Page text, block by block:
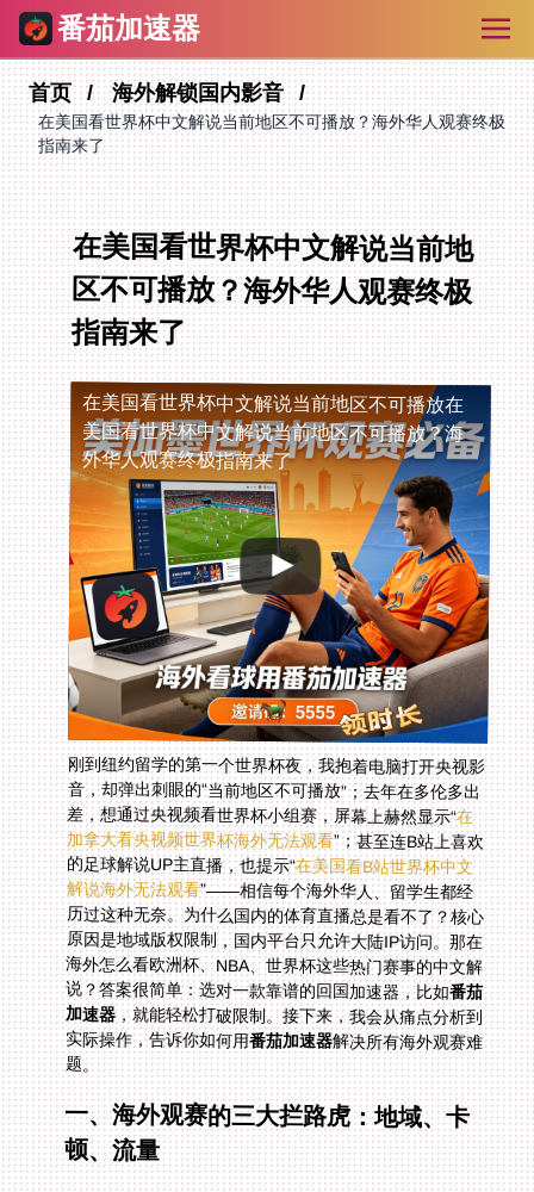
番茄加速器
首页 海外解锁国内影音
在美国看世界杯中文解说当前地区不可播放？海外华人观赛终极
指南来了
在美国看世界杯中文解说当前地
区不可播放？海外华人观赛终极
指南来了
在美国看世界杯中文解说当前地区不可播放在
美国看世界杯中文解说当前地区不可播放？海
外华人观赛终极指南来了
刚到纽约留学的第一个世界杯夜，我抱着电脑打开央视影
音，却弹出刺眼的“当前地区不可播放”；去年在多伦多出
差，想通过央视频看世界杯小组赛，屏幕上赫然显示“在
加拿大看央视频世界杯海外无法观看”；甚至连B站上喜欢
的足球解说UP主直播，也提示“在美国看B站世界杯中文
解说海外无法观看”——相信每个海外华人、留学生都经
历过这种无奈。为什么国内的体育直播总是看不了？核心
原因是地域版权限制，国内平台只允许大陆IP访问。那在
海外怎么看欧洲杯、NBA、世界杯这些热门赛事的中文解
说？答案很简单：选对一款靠谱的回国加速器，比如番茄
加速器，就能轻松打破限制。接下来，我会从痛点分析到
实际操作，告诉你如何用番茄加速器解决所有海外观赛难
题。
一、海外观赛的三大拦路虎：地域、卡
顿、流量